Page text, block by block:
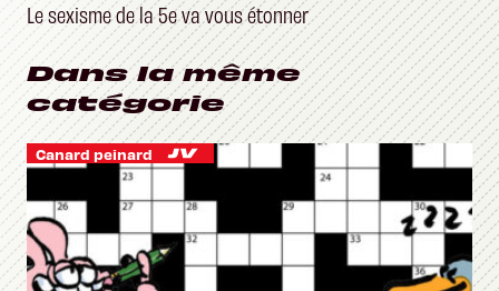
Le sexisme de la 5e va vous étonner
Dans la même
catégorie
Canard peinard